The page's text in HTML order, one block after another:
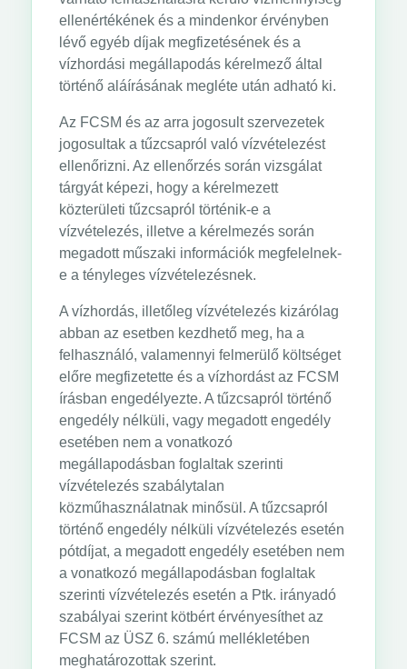
ellenértékének és a mindenkor érvényben
lévő egyéb díjak megfizetésének és a
vízhordási megállapodás kérelmező által
történő aláírásának megléte után adható ki.
Az FCSM és az arra jogosult szervezetek
jogosultak a tűzcsapról való vízvételezést
ellenőrizni. Az ellenőrzés során vizsgálat
tárgyát képezi, hogy a kérelmezett
közterületi tűzcsapról történik-e a
vízvételezés, illetve a kérelmezés során
megadott műszaki információk megfelelnek-
e a tényleges vízvételezésnek.
A vízhordás, illetőleg vízvételezés kizárólag
abban az esetben kezdhető meg, ha a
felhasználó, valamennyi felmerülő költséget
előre megfizetette és a vízhordást az FCSM
írásban engedélyezte. A tűzcsapról történő
engedély nélküli, vagy megadott engedély
esetében nem a vonatkozó
megállapodásban foglaltak szerinti
vízvételezés szabálytalan
közműhasználatnak minősül. A tűzcsapról
történő engedély nélküli vízvételezés esetén
pótdíjat, a megadott engedély esetében nem
a vonatkozó megállapodásban foglaltak
szerinti vízvételezés esetén a Ptk. irányadó
szabályai szerint kötbért érvényesíthet az
FCSM az ÜSZ 6. számú mellékletében
meghatározottak szerint.